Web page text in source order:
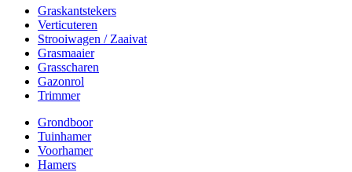
Graskantstekers
Verticuteren
Strooiwagen / Zaaivat
Grasmaaier
Grasscharen
Gazonrol
Trimmer
Grondboor
Tuinhamer
Voorhamer
Hamers